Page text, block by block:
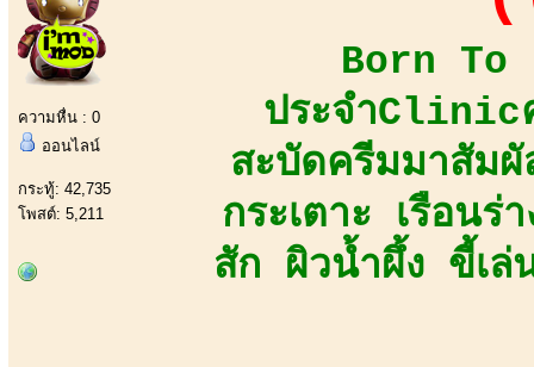
ความหื่น : 0
ออนไลน์
กระทู้: 42,735
โพสต์: 5,211
Born To
ประจำClinic
สะบัดครีมมาสัมผั
กระเตาะ เรือน
สัก ผิวน้ำผึ้ง ขี้เล่